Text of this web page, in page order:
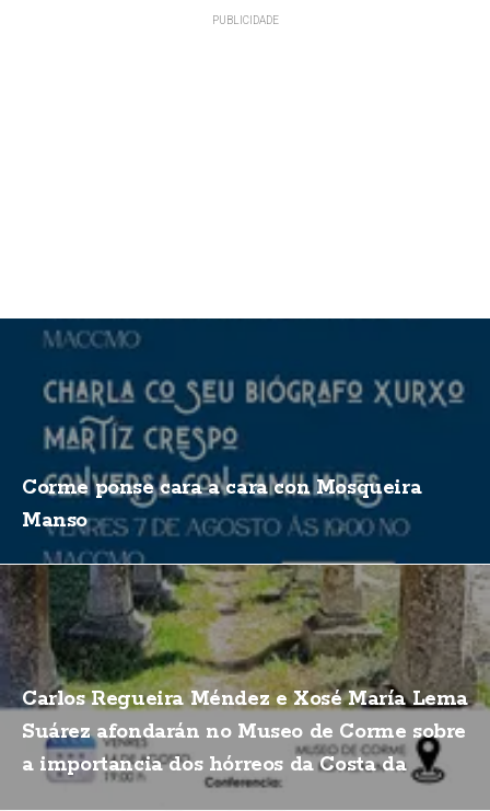
Corme ponse cara a cara con Mosqueira
Manso
Carlos Regueira Méndez e Xosé María Lema
Suárez afondarán no Museo de Corme sobre
a importancia dos hórreos da Costa da